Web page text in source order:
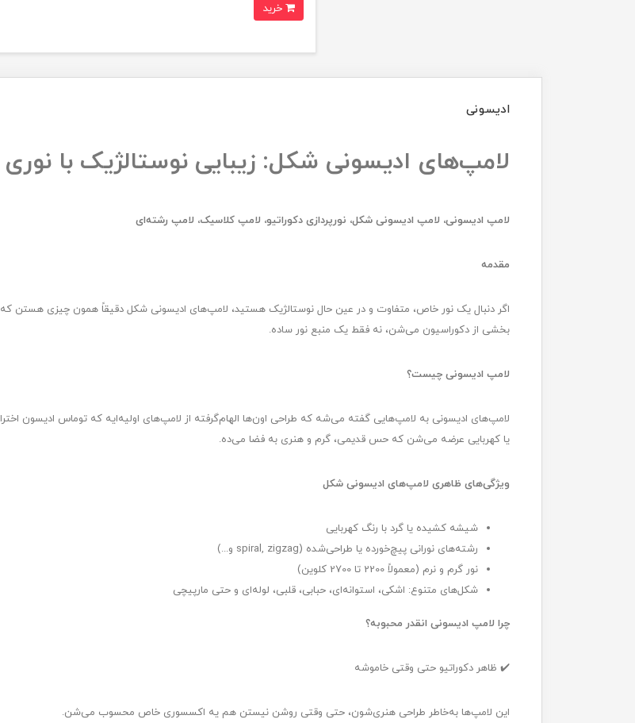
ادیسونی
لامپ‌های ادیسونی شکل: زیبایی نوستالژیک با
لامپ ادیسونی، لامپ ادیسونی شکل، نورپردازی دکوراتیو، لامپ کلاسیک، لامپ رشته‌ای
مقدمه
اگر دنبال یک نور خاص، متفاوت و در عین حال نوستالژیک هستید، لامپ‌های ادیسونی شکل دقیقاً همون چیزی هستن که
بخشی از دکوراسیون می‌شن، نه فقط یک منبع نور ساده.
لامپ ادیسونی چیست؟
لامپ‌های ادیسونی به لامپ‌هایی گفته می‌شه که طراحی اون‌ها الهام‌گرفته از لامپ‌های اولیه‌ایه که توماس ادیسون
یا کهربایی عرضه می‌شن که حس قدیمی، گرم و هنری به فضا می‌ده.
ویژگی‌های ظاهری لامپ‌های ادیسونی شکل
شیشه کشیده یا گرد با رنگ‌ کهربایی
رشته‌های نورانی پیچ‌خورده یا طراحی‌شده (spiral, zigzag و...)
نور گرم و نرم (معمولاً 2200 تا 2700 کلوین)
شکل‌های متنوع: اشکی، استوانه‌ای، حبابی، قلبی، لوله‌ای و حتی مارپیچی
چرا لامپ ادیسونی انقدر محبوبه؟
✔️ ظاهر دکوراتیو حتی وقتی خاموشه
این لامپ‌ها به‌خاطر طراحی هنری‌شون، حتی وقتی روشن نیستن هم یه اکسسوری خاص محسوب می‌شن.